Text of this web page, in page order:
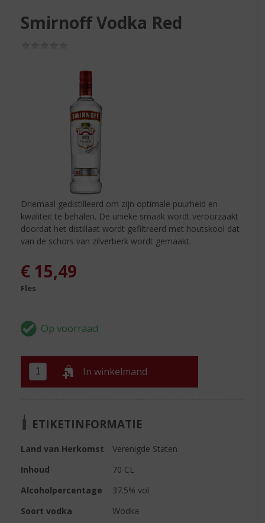
Smirnoff Vodka Red
Driemaal gedistilleerd om zijn optimale puurheid en
kwaliteit te behalen. De unieke smaak wordt veroorzaakt
doordat het distillaat wordt gefiltreerd met houtskool dat
van de schors van zilverberk wordt gemaakt.
€ 15,49
Fles
In winkelmand
ETIKETINFORMATIE
Land van Herkomst
Verenigde Staten
Inhoud
70 CL
Alcoholpercentage
37.5% vol
Soort vodka
Wodka